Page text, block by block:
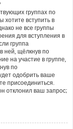
группах по
хотите вступить в
не все группы
для вступления в
группа
ней, щёлкнув по
на участие в группе,
по
одобрить ваше
присоединиться.
отклонил ваш запрос;